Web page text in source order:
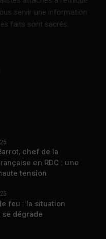
servir une information
faits sont sacrés.
chef de la
en RDC : une
tension
feu : la situation
dégrade